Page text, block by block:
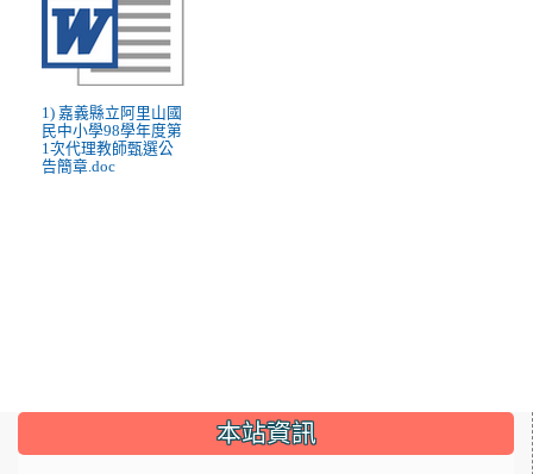
1) 嘉義縣立阿里山國
民中小學98學年度第
1次代理教師甄選公
告簡章.doc
::: 本站資訊